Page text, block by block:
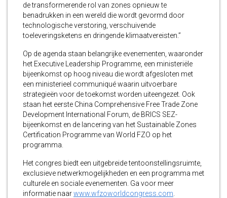
de transformerende rol van zones opnieuw te
benadrukken in een wereld die wordt gevormd door
technologische verstoring, verschuivende
toeleveringsketens en dringende klimaatvereisten.”
Op de agenda staan belangrijke evenementen, waaronder
het Executive Leadership Programme, een ministeriële
bijeenkomst op hoog niveau die wordt afgesloten met
een ministerieel communiqué waarin uitvoerbare
strategieën voor de toekomst worden uiteengezet. Ook
staan het eerste China Comprehensive Free Trade Zone
Development International Forum, de BRICS SEZ-
bijeenkomst en de lancering van het Sustainable Zones
Certification Programme van World FZO op het
programma.
Het congres biedt een uitgebreide tentoonstellingsruimte,
exclusieve netwerkmogelijkheden en een programma met
culturele en sociale evenementen. Ga voor meer
informatie naarwww.wfzoworldcongress.com